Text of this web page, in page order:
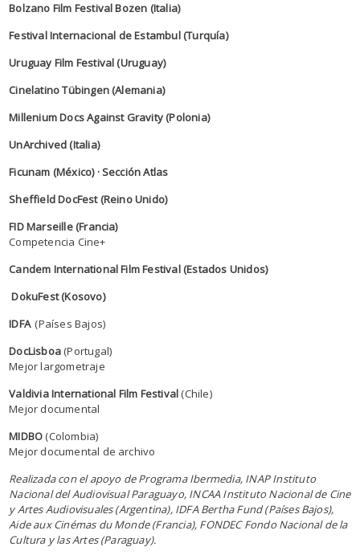
Bolzano Film Festival Bozen (Italia)
Festival Internacional de Estambul (Turquía)
Uruguay Film Festival (Uruguay)
Cinelatino Tübingen (Alemania)
Millenium Docs Against Gravity (Polonia)
UnArchived (Italia)
Ficunam (México) · Sección Atlas
Sheffield DocFest (Reino Unido)
FID Marseille (Francia)
Competencia Cine+
Candem International Film Festival (Estados Unidos)
DokuFest (Kosovo)
IDFA (Países Bajos)
DocLisboa(Portugal)
Mejor largometraje
Valdivia International Film Festival (Chile)
Mejor documental
MIDBO (Colombia)
Mejor documental de archivo
Realizada con el apoyo de Programa Ibermedia, INAP Instituto
Nacional del Audiovisual Paraguayo, INCAA Instituto Nacional de Cine
y Artes Audiovisuales (Argentina), IDFA Bertha Fund (Países Bajos),
Aide aux Cinémas du Monde (Francia), FONDEC Fondo Nacional de la
Cultura y las Artes (Paraguay).